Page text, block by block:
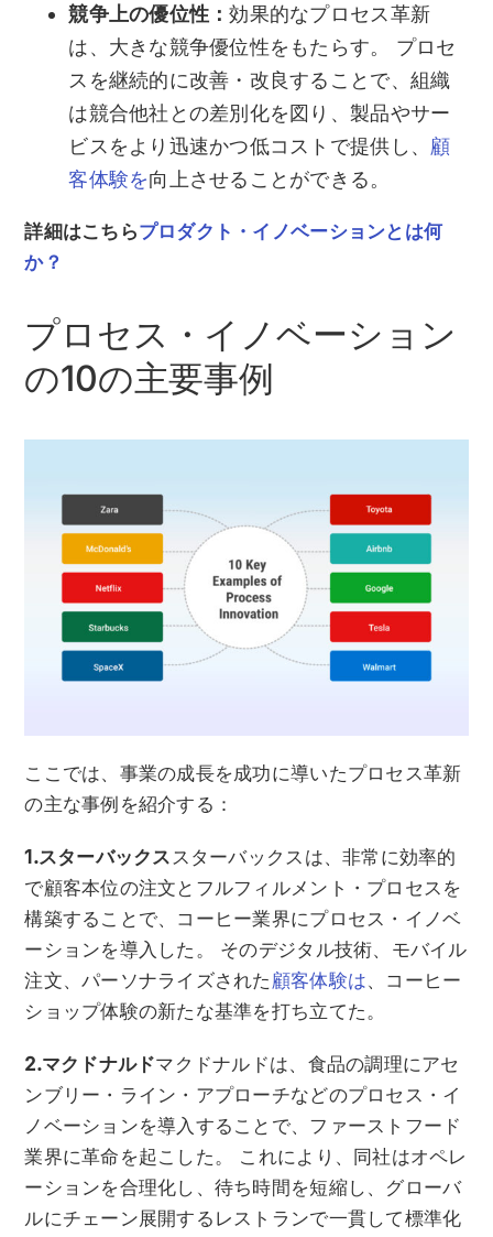
競争上の優位性：効果的なプロセス革新
は、大きな競争優位性をもたらす。 プロセ
スを継続的に改善・改良することで、組織
は競合他社との差別化を図り、製品やサー
ビスをより迅速かつ低コストで提供し、 顧
客体験を向上させることができる。
詳細はこちらプロダクト・イノベーションとは何
か？
プロセス・イノベーション
の10の主要事例
ここでは、事業の成長を成功に導いたプロセス革新
の主な事例を紹介する：
1.スターバックススターバックスは、非常に効率的
で顧客本位の注文とフルフィルメント・プロセスを
構築することで、コーヒー業界にプロセス・イノベ
ーションを導入した。 そのデジタル技術、モバイル
注文、パーソナライズされた 顧客体験は、コーヒー
ショップ体験の新たな基準を打ち立てた。
2.マクドナルドマクドナルドは、食品の調理にアセ
ンブリー・ライン・アプローチなどのプロセス・イ
ノベーションを導入することで、ファーストフード
業界に革命を起こした。 これにより、同社はオペレ
ーションを合理化し、待ち時間を短縮し、グローバ
ルにチェーン展開するレストランで一貫して標準化